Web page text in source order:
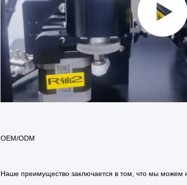
OEM/ODM
Наше преимущество заключается в том, что мы можем